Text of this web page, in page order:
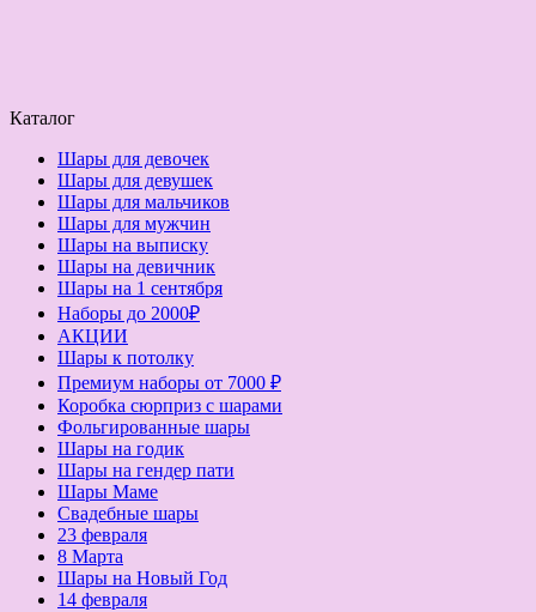
Каталог
Шары для девочек
Шары для девушек
Шары для мальчиков
Шары для мужчин
Шары на выписку
Шары на девичник
Шары на 1 сентября
Наборы до 2000₽
АКЦИИ
Шары к потолку
Премиум наборы от 7000 ₽
Коробка сюрприз с шарами
Фольгированные шары
Шары на годик
Шары на гендер пати
Шары Маме
Свадебные шары
23 февраля
8 Марта
Шары на Новый Год
14 февраля